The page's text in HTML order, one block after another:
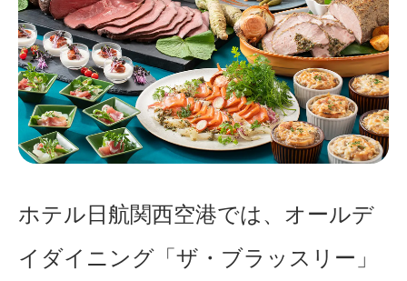
ホテル日航関西空港では、オールデ
イダイニング「ザ・ブラッスリー」